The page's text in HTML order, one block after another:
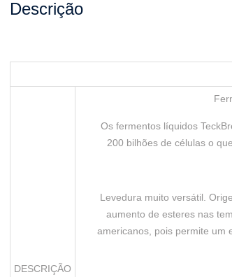
Descrição
DESCRIÇÃO
Os fermentos líquidos
200 bilhões de células o
Levedura muito versátil.
aumento de esteres nas
americanos, pois permite um